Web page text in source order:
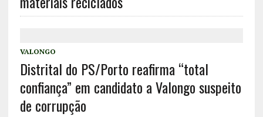
VALONGO
Distrital do PS/Porto reafirma “total
confiança” em candidato a Valongo suspeito
de corrupção